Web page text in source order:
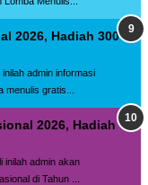
2026, Hadiah 300
admin informasi
gratis...
2026, Hadiah
inilah admin akan
di Tahun ...